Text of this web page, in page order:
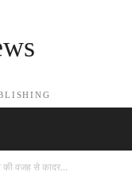
की वजह से कादर...